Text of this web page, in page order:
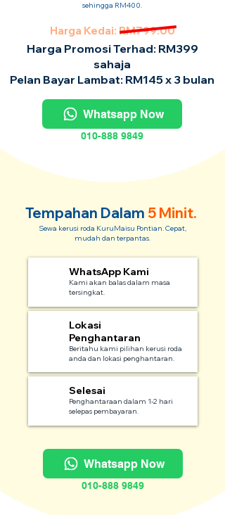
sehingga RM400.
Harga Kedai: RM799.00
Harga Promosi Terhad: RM399
sahaja
Pelan Bayar Lambat: RM145 x 3 bulan
Whatsapp Now
010-888 9849
Tempahan Dalam 5 Minit.
Sewa kerusi roda KuruMaisu Pontian. Cepat,
mudah dan terpantas.
WhatsApp Kami
Kami akan balas dalam masa
tersingkat.
Lokasi
Penghantaran
Beritahu kami pilihan kerusi roda
anda dan lokasi penghantaran.
Selesai
Penghantaraan dalam 1-2 hari
selepas pembayaran.
Whatsapp Now
010-888 9849